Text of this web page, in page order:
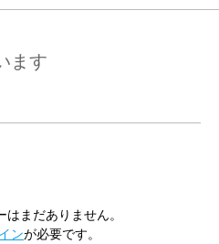
ます
まだありません。
ンが必要です。